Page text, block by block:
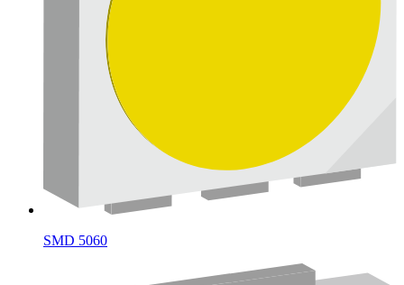
SMD 5060